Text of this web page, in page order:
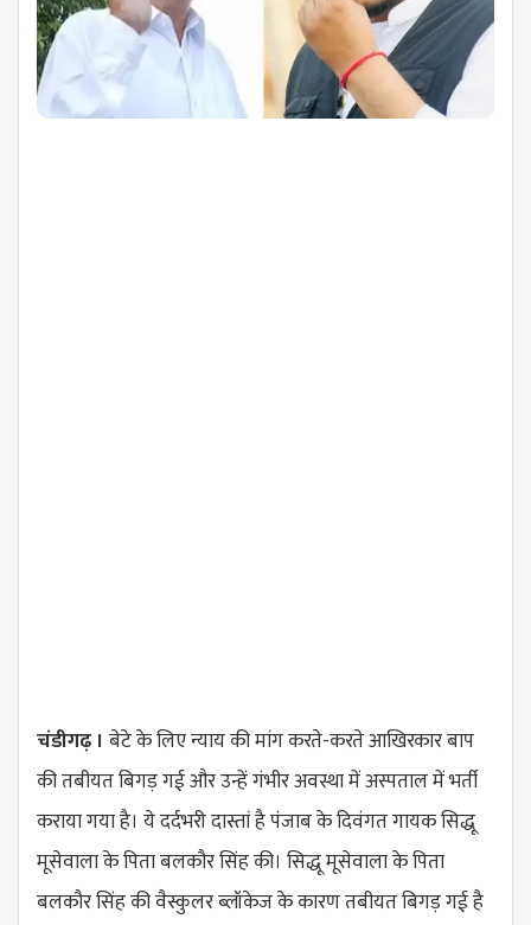
चंडीगढ़ । बेटे के लिए न्याय की मांग करते-करते आखिरकार बाप
की तबीयत बिगड़ गई और उन्हें गंभीर अवस्था में अस्पताल में भर्ती
कराया गया है। ये दर्दभरी दास्तां है पंजाब के दिवंगत गायक सिद्धू
मूसेवाला के पिता बलकौर सिंह की। सिद्धू मूसेवाला के पिता
बलकौर सिंह की वैस्कुलर ब्लॉकेज के कारण तबीयत बिगड़ गई है